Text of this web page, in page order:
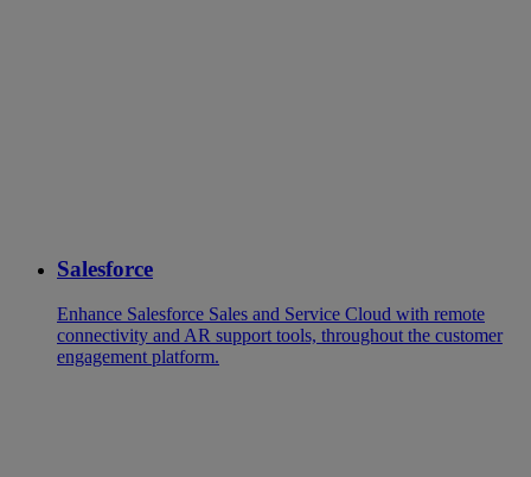
Salesforce
Enhance Salesforce Sales and Service Cloud with remote
connectivity and AR support tools, throughout the customer
engagement platform.